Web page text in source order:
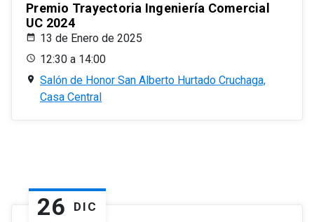
Premio Trayectoria Ingeniería Comercial
UC 2024
13 de Enero de 2025
12:30 a 14:00
Salón de Honor San Alberto Hurtado Cruchaga,
Casa Central
26 DIC